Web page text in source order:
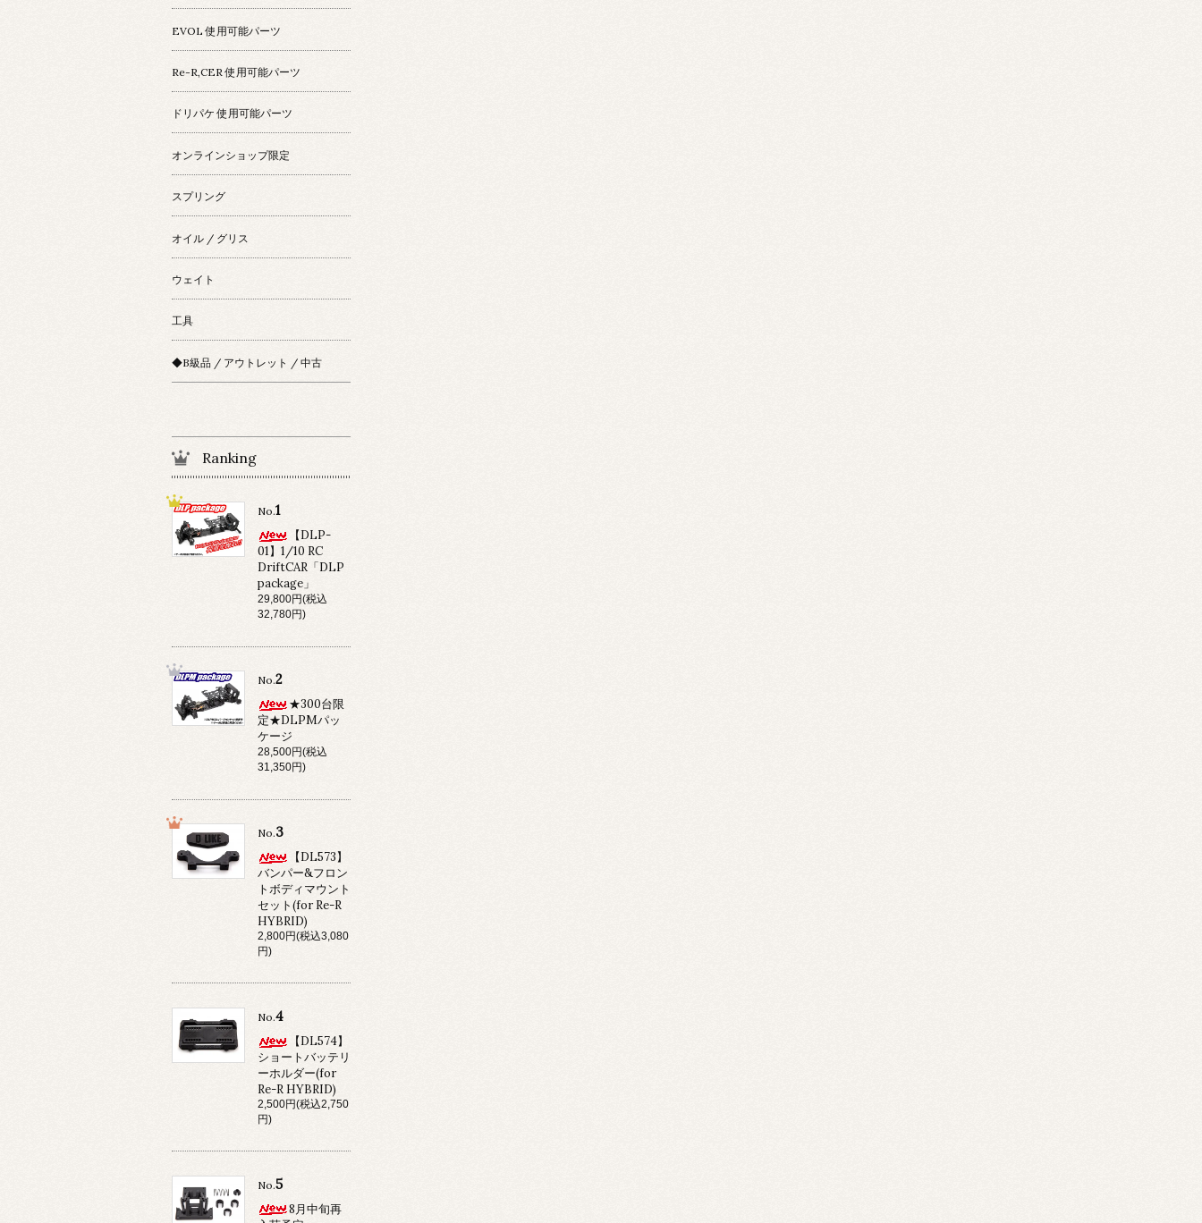
EVOL 使用可能パーツ
Re-R,CER 使用可能パーツ
ドリパケ 使用可能パーツ
オンラインショップ限定
スプリング
オイル / グリス
ウェイト
工具
◆B級品 / アウトレット / 中古
Ranking
No.1
【DLP-
01】1/10 RC
DriftCAR「DLP
package」
29,800円(税込
32,780円)
No.2
★300台限
定★DLPMパッ
ケージ
28,500円(税込
31,350円)
No.3
【DL573】
バンパー&フロン
トボディマウント
セット(for Re-R
HYBRID)
2,800円(税込3,080
円)
No.4
【DL574】
ショートバッテリ
ーホルダー(for
Re-R HYBRID)
2,500円(税込2,750
円)
No.5
8月中旬再